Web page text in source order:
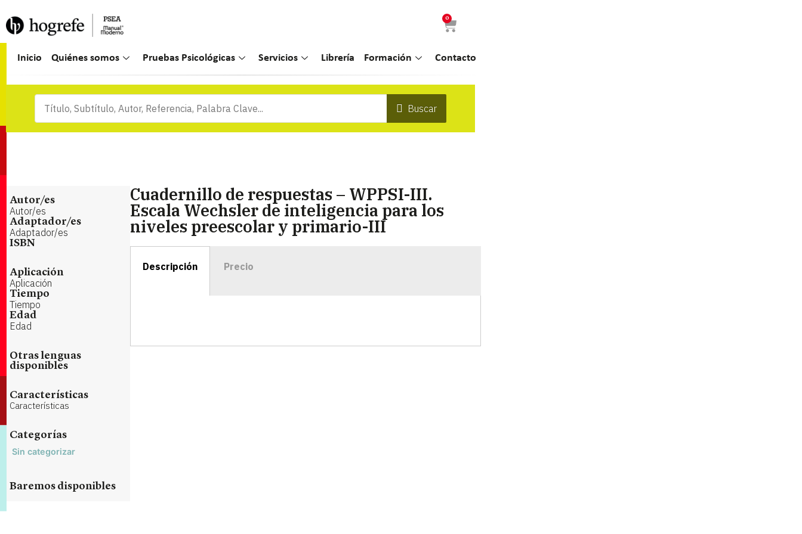
0
Inicio Quiénes somos Pruebas Psicológicas Servicios Librería Formación Contacto
Buscar
Autor/es
Autor/es
Adaptador/es
Adaptador/es
ISBN
Aplicación
Aplicación
Tiempo
Tiempo
Edad
Edad
Otras lenguas
disponibles
Características
Características
Categorías
Sin categorizar
Baremos disponibles
Cuadernillo de respuestas – WPPSI-III.
Escala Wechsler de inteligencia para los
niveles preescolar y primario-III
Descripción Precio